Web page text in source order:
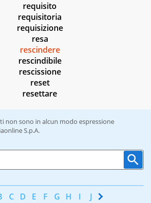
requisito
requisitoria
requisizione
resa
rescindere
rescindibile
rescissione
reset
resettare
non sono in alcun modo espressione
S.p.A.
C D E F G H I J K